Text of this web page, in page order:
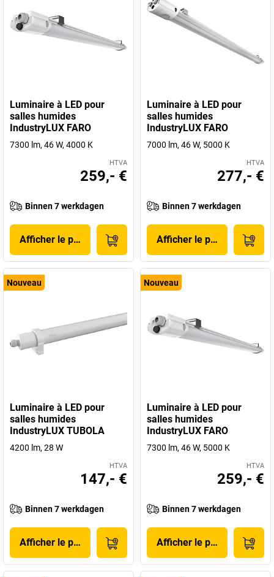
Luminaire à LED pour
salles humides
IndustryLUX FARO
7300 lm, 46 W, 4000 K
HTVA
259,- €
Binnen 7 werkdagen
Afficher le produit
Luminaire à LED pour
salles humides
IndustryLUX FARO
7000 lm, 46 W, 5000 K
HTVA
277,- €
Binnen 7 werkdagen
Afficher le produit
Nouveau
Luminaire à LED pour
salles humides
IndustryLUX TUBOLA
4200 lm, 28 W
HTVA
147,- €
Binnen 7 werkdagen
Afficher le produit
Nouveau
Luminaire à LED pour
salles humides
IndustryLUX FARO
7300 lm, 46 W, 5000 K
HTVA
259,- €
Binnen 7 werkdagen
Afficher le produit